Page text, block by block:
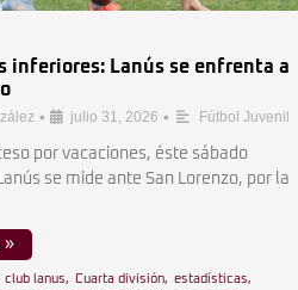
inferiores: Lanús se enfrenta a
• julio 31, 2026 • Fútbol Juvenil
por vacaciones, éste sábado
se mide ante San Lorenzo, por la
»
club lanus, Cuarta división, estadísticas,